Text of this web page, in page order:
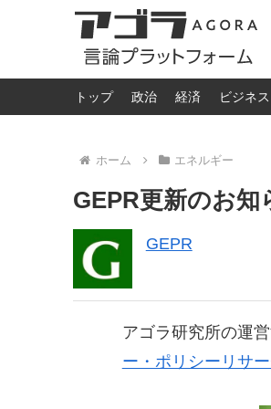
トップ 政治 経済 ビジネス
ホーム エネルギー
GEPR更新のお
GEPR
アゴラ研究所の運
ー・ポリシーリサー